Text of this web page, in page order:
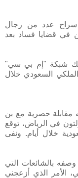
سراح عدد من رجال
في قضايا فساد بعد
شبكة "إم بي سي"
الملكي السعودي خلال
مقابلة حصرية مع بن
في الرياض، توقع
خلال أيام. ونفى
بالشائعات التي
الذي أزعجني